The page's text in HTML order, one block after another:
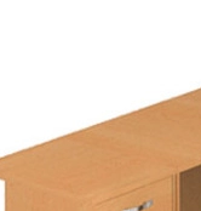
и отели
хранения